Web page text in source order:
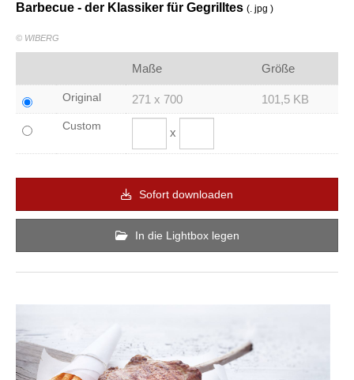
Barbecue - der Klassiker für Gegrilltes (. jpg )
© WIBERG
Maße Größe
Original 271 x 700 101,5 KB
Custom x
Sofort downloaden
In die Lightbox legen